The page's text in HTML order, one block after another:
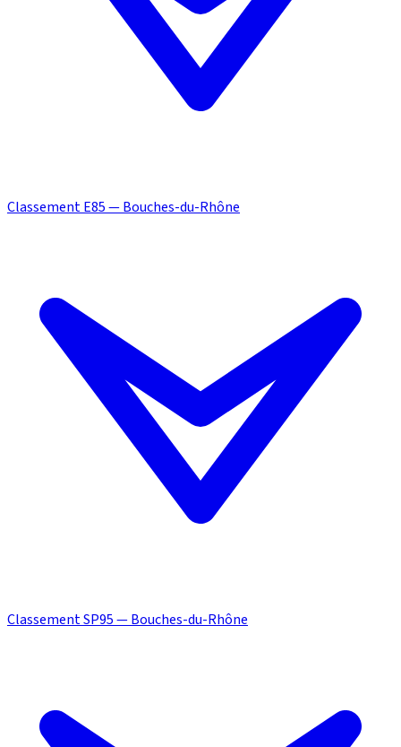
Classement E85 — Bouches-du-Rhône
Classement SP95 — Bouches-du-Rhône